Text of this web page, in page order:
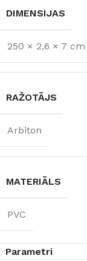
DIMENSIJAS
250 × 2,6 × 7 cm
RAŽOTĀJS
Arbiton
MATERIĀLS
PVC
Parametri